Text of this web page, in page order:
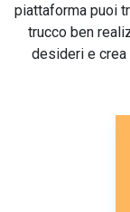
piattaforma puoi
trucco ben
desideri e